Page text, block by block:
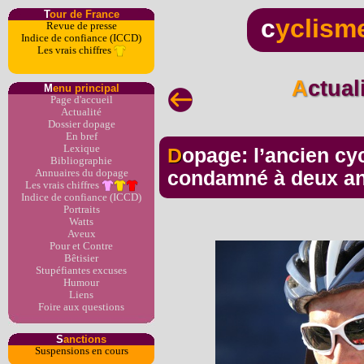
Tour de France
Revue de presse
Indice de confiance (ICCD)
Les vrais chiffres
Menu principal
Page d'accueil
Actualité
Dossier dopage
En bref
Lexique
Bibliographie
Annuaires du dopage
Les vrais chiffres
Indice de confiance (ICCD)
Portraits
Watts
Aveux
Pour et Contre
Bêtisier
Stupéfiantes excuses
Humour
Liens
Foire aux questions
Sanctions
Suspensions en cours
c
Dopage: l’ancien cycliste Stefan Denifl
condamné à deux